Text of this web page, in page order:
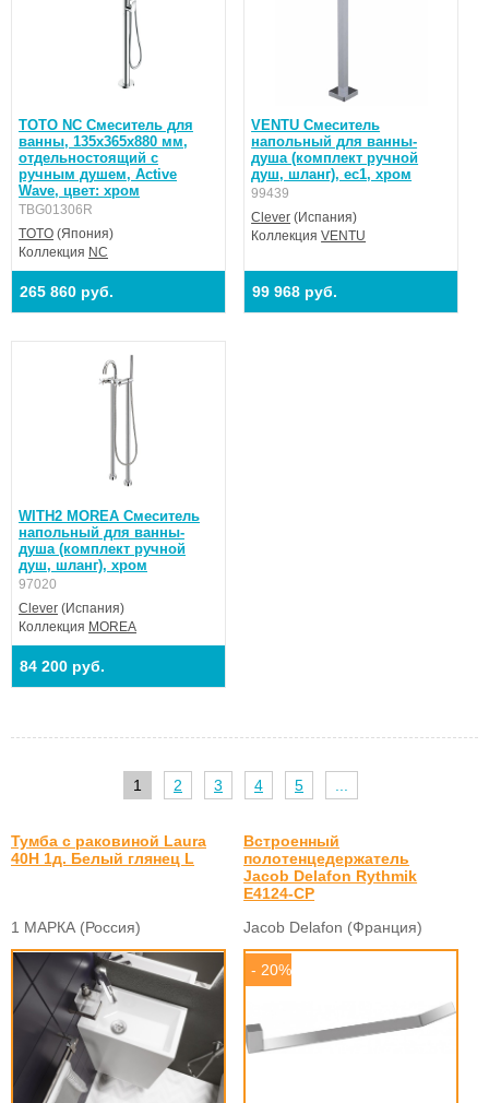
TOTO NC Смеситель для
ванны, 135x365x880 мм,
отдельностоящий с
ручным душем, Active
Wave, цвет: хром
TBG01306R
TOTO (Япония)
Коллекция NC
265 860 руб.
VENTU Смеситель
напольный для ванны-
душа (комплект ручной
душ, шланг), ec1, хром
99439
Clever (Испания)
КоллекцияVENTU
99 968 руб.
WITH2 MOREA Смеситель
напольный для ванны-
душа (комплект ручной
душ, шланг), хром
97020
Clever (Испания)
Коллекция MOREA
84 200 руб.
1 2 3 4 5
Тумба с раковиной Laura
40Н 1д. Белый глянец L
1 МАРКА (Россия)
Встроенный
полотенцедержатель
Jacob Delafon Rythmik
E4124-CP
Jacob Delafon (Франция)
- 20%